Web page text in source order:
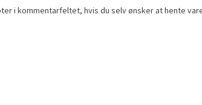
i kommentarfeltet, hvis du selv ønsker at hente